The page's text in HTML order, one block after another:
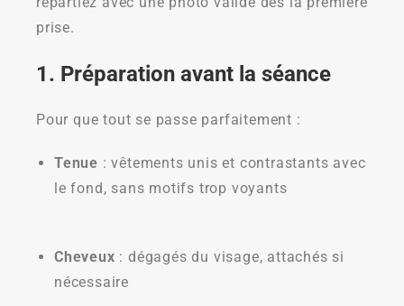
prise.
1. Préparation avant la séance
Pour que tout se passe parfaitement :
Tenue : vêtements unis et contrastants avec
le fond, sans motifs trop voyants
Cheveux : dégagés du visage, attachés si
nécessaire